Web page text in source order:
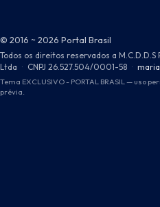
© 2016 ~ 2026 Portal Brasil
Todos os direitos reservados a
Ltda · CNPJ 26.527.504/0001-58 ·
Tema EXCLUSIVO - PORTAL BRASIL — uso
prévia.